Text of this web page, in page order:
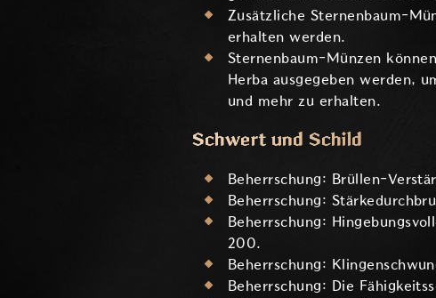
Zusätzliche Sternenbaum-
erhalten werden.
Sternenbaum-Münzen
Herba ausgegeben werden,
und mehr zu erhalten.
Schwert und Schild
Beherrschung: Brüllen-
Beherrschung:
Beherrschung:
200.
Beherrschung:
Beherrschung: Die